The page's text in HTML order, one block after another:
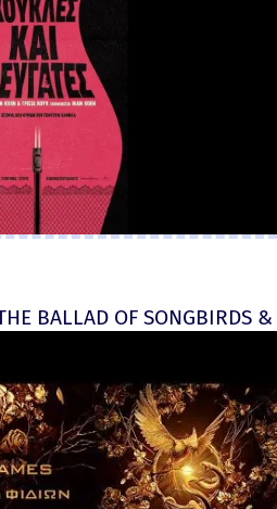
BALLAD OF SONGBIRDS